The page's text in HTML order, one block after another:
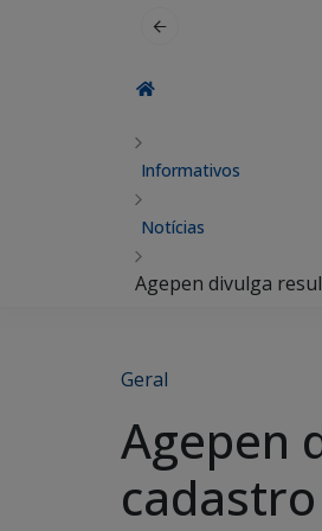
Informativos
Notícias
Agepen divulga
Geral
Agepen